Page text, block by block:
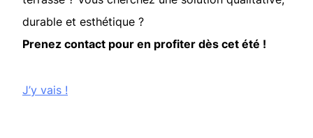
durable et esthétique ?
Prenez contact pour en profiter dès cet été !
J’y vais !